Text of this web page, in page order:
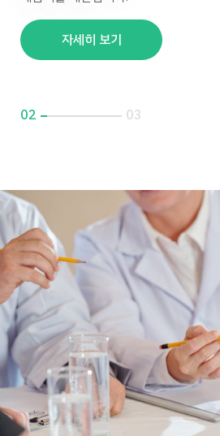
자세히 보기
자세히 보기
자세히 보기
자세히 보기
02 03
자세히 보기